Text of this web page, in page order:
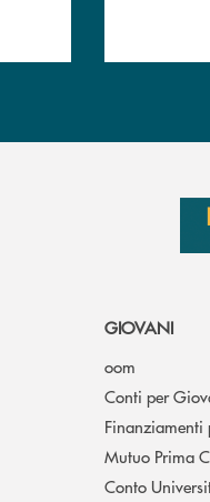
GIOVANI
oom
Conti per
Mutuo Prima
Conto